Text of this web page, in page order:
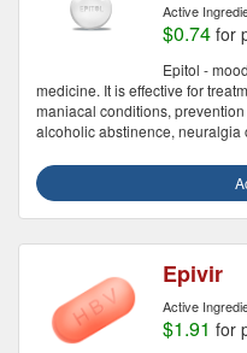
Active
$0.74 for
Epitol -
medicine. It is effective for
maniacal conditions,
alcoholic abstinence, neuralgia
Epivir
Active
$1.91 for